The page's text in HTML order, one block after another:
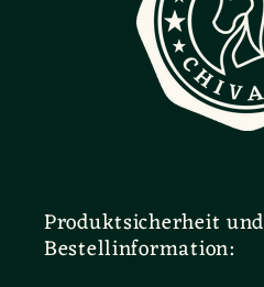
Produktsicherheit und
Bestellinformation: